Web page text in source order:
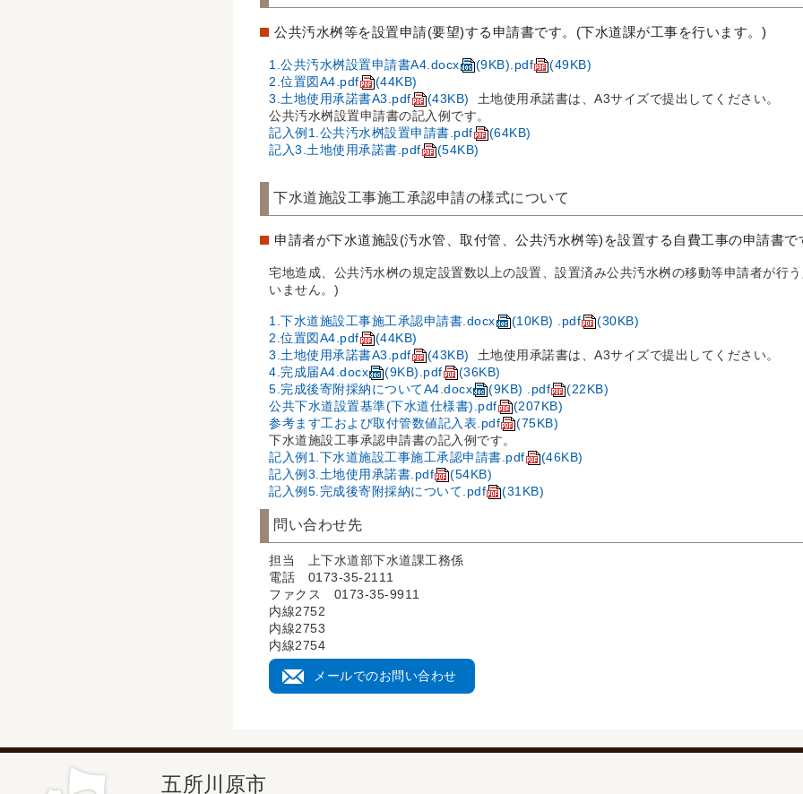
公共汚水桝等を設置申請(要望)する申請書です。(下水道課が工事を行います。)
1.公共汚水桝設置申請書A4.docx (9KB) .pdf
(49KB)
2.位置図A4.pdf
(44KB)
3.土地使用承諾書A3.pdf
(43KB) 土地使用承諾書は、A3サイズで提出してください。
公共汚水桝設置申請書の記入例です。
記入例1.公共汚水桝設置申請書.pdf
(64KB)
記入3.土地使用承諾書.pdf
(54KB)
下水道施設工事施工承認申請の様式について
申請者が下水道施設(汚水管、取付管、公共汚水桝等)を設置する自費工事の申請書で
宅地造成、公共汚水桝の規定設置数以上の設置、設置済み公共汚水桝の移動等申請者が
いません。)
1.下水道施設工事施工承認申請書.docx (10KB) .pdf
(30KB)
2.位置図A4.pdf
(44KB)
3.土地使用承諾書A3.pdf
(43KB) 土地使用承諾書は、A3サイズで提出してください。
4.完成届A4.docx
(9KB) .pdf
(36KB)
5.完成後寄附採納についてA4.docx
(9KB) .pdf
(22KB)
公共下水道設置基準(下水道仕様書).pdf
(207KB)
参考ます工および取付管数値記入表.pdf
(75KB)
下水道施設工事承認申請書の記入例です。
記入例1.下水道施設工事施工承認申請書.pdf
(46KB)
記入例3.土地使用承諾書.pdf
(54KB)
記入例5.完成後寄附採納について.pdf
(31KB)
問い合わせ先
担当 上下水道部下水道課工務係
電話 0173-35-2111
ファクス 0173-35-9911
内線2752
内線2753
内線2754
メールでのお問い合わせ
五所川原市